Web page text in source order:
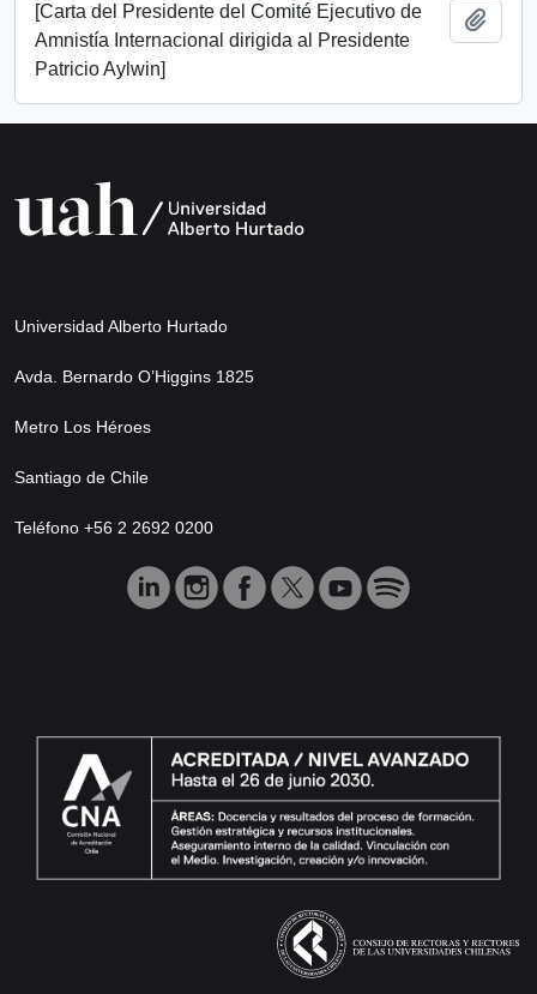
[Carta del Presidente del Comité Ejecutivo de
Amnistía Internacional dirigida al Presidente
Patricio Aylwin]
Universidad Alberto Hurtado
Avda. Bernardo O’Higgins 1825
Metro Los Héroes
Santiago de Chile
Teléfono +56 2 2692 0200